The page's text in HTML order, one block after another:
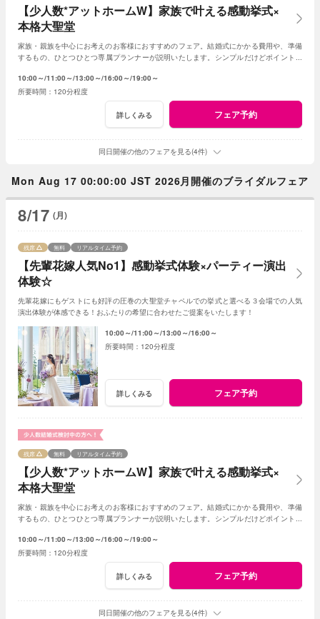
【少人数*アットホームW】家族で叶える感動挙式×
本格大聖堂
家族・親族を中心にお考えのお客様におすすめのフェア。結婚式にかかる費用や、準備
するもの、ひとつひとつ専属プランナーが説明いたします。シンプルだけどポイントを
10:00～ 11:00～ 13:00～ 16:00～ 19:00～
120分程度
詳しくみる フェア予約
同日開催の他のフェアを見る(4件)
Mon Aug 17 00:00:00 JST 2026月開催のブライダルフェア
8/17 (月)
【先輩花嫁人気No1】感動挙式体験×パーティー演出
体験☆
残席 無料 リアルタイム予約
先輩花嫁にもゲストにも好評の圧巻の大聖堂チャペルでの挙式と選べる３会場での人気
演出体験が体感できる！おふたりの希望に合わせたご提案をいたします！
10:00～ 11:00～ 13:00～ 16:00～
120分程度
詳しくみる フェア予約
【少人数*アットホームW】家族で叶える感動挙式×
本格大聖堂
残席 無料 リアルタイム予約
家族・親族を中心にお考えのお客様におすすめのフェア。結婚式にかかる費用や、準備
するもの、ひとつひとつ専属プランナーが説明いたします。シンプルだけどポイントを
10:00～ 11:00～ 13:00～ 16:00～ 19:00～
120分程度
詳しくみる フェア予約
同日開催の他のフェアを見る(4件)